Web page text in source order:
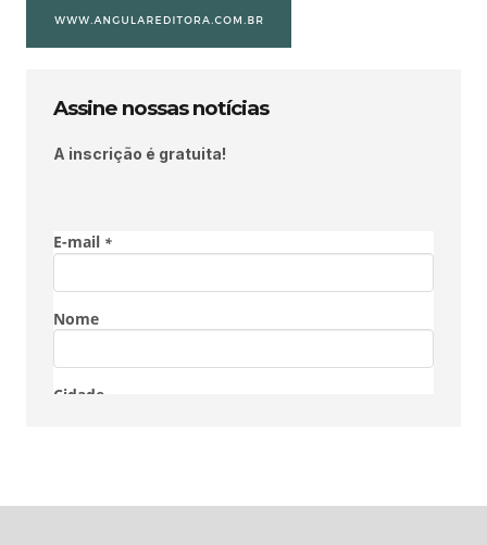
Assine nossas notícias
A inscrição é gratuita!